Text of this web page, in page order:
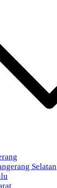
Selatan